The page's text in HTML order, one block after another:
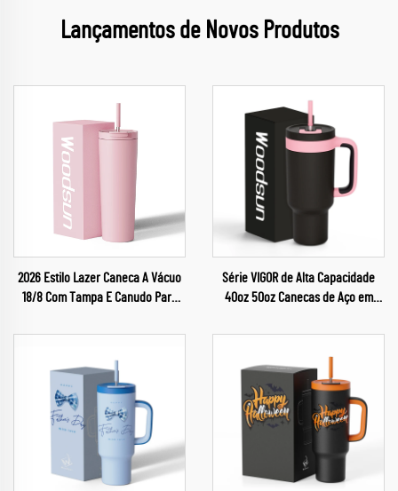
Lançamentos de Novos Produtos
2026 Estilo Lazer Caneca A Vácuo
18/8 Com Tampa E Canudo Para
Série VIGOR de Alta Capacidade
40oz 50oz Canecas de Aço em
Café 2024